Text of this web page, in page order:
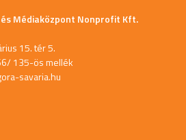
és Médiaközpont Nonprofit Kft.
15. tér 5.
135-ös mellék
savaria.hu